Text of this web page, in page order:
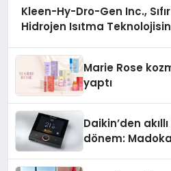
Kleen-Hy-Dro-Gen Inc.,
Hidrojen Isıtma
Marie Rose
yaptı
Daikin’den
dönem: